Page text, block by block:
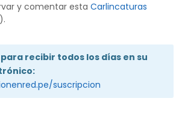
y comentar esta Carlincaturas
).
para recibir todos los días en su
suscripcion